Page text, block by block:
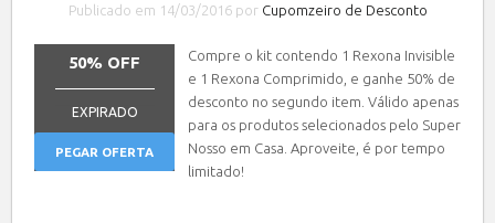
Publicado em 14/03/2016 por Cupomzeiro de Desconto
50% OFF
EXPIRADO
PEGAR OFERTA
Compre o kit contendo 1 Rexona Invisible
e 1 Rexona Comprimido, e ganhe 50% de
desconto no segundo item. Válido apenas
para os produtos selecionados pelo Super
Nosso em Casa. Aproveite, é por tempo
limitado!